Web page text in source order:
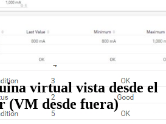
virtual vista desde el
(VM desde fuera)